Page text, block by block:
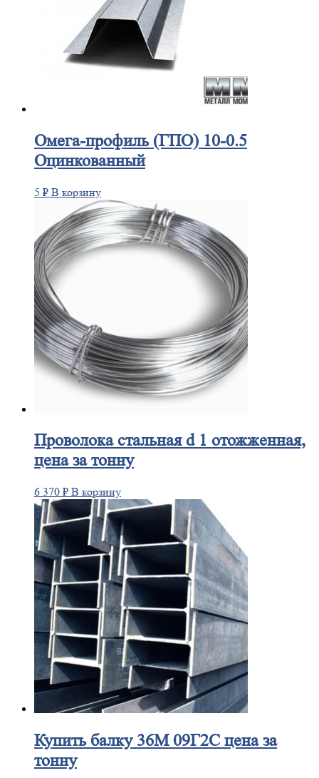
Омега-профиль(ГПО) 10-0.5
Оцинкованный
5 ₽ В корзину
Проволокастальная d 1 отожженная,
цена за тонну
6 370 ₽ В корзину
Купитьбалку 36М 09Г2С цена за
тонну